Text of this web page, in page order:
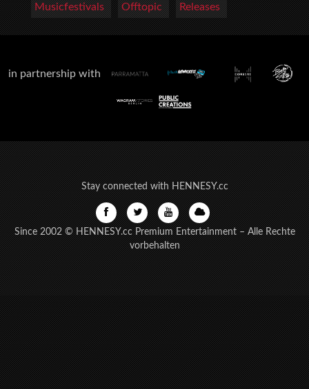
Musicfestivals Offtopic Releases
in partnership with
Stay connected with HENNESY.cc
Since 2002 © HENNESY.cc Premium Entertainment – Alle Rechte
vorbehalten